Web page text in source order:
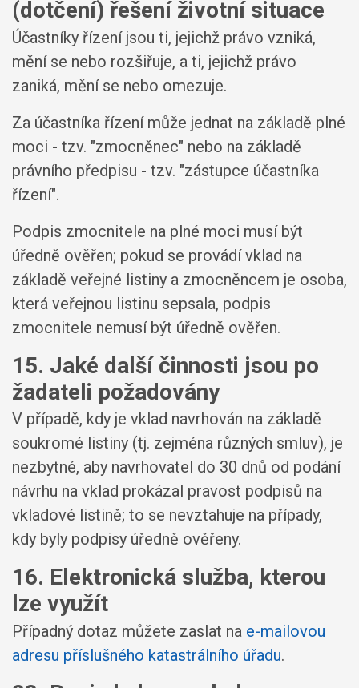
(dotčení) řešení životní situace
Účastníky řízení jsou ti, jejichž právo vzniká,
mění se nebo rozšiřuje, a ti, jejichž právo
zaniká, mění se nebo omezuje.
Za účastníka řízení může jednat na základě plné
moci - tzv. "zmocněnec" nebo na základě
právního předpisu - tzv. "zástupce účastníka
řízení".
Podpis zmocnitele na plné moci musí být
úředně ověřen; pokud se provádí vklad na
základě veřejné listiny a zmocněncem je osoba,
která veřejnou listinu sepsala, podpis
zmocnitele nemusí být úředně ověřen.
15. Jaké další činnosti jsou po
žadateli požadovány
V případě, kdy je vklad navrhován na základě
soukromé listiny (tj. zejména různých smluv), je
nezbytné, aby navrhovatel do 30 dnů od podání
návrhu na vklad prokázal pravost podpisů na
vkladové listině; to se nevztahuje na případy,
kdy byly podpisy úředně ověřeny.
16. Elektronická služba, kterou
lze využít
Případný dotaz můžete zaslat na e-mailovou
adresu příslušného katastrálního úřadu.